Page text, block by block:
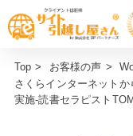
Top > お客様の声 >
さくらインターネット
実施-読書セラピスト